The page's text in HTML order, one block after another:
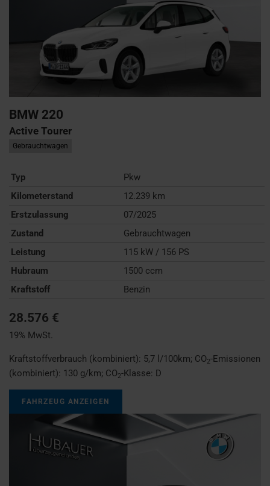
BMW 220
Active Tourer
Gebrauchtwagen
Typ
Pkw
Kilometerstand
12.239 km
Erstzulassung
07/2025
Zustand
Gebrauchtwagen
Leistung
115 kW / 156 PS
Hubraum
1500 ccm
Kraftstoff
Benzin
28.576 €
19% MwSt.
Kraftstoffverbrauch (kombiniert): 5,7 l/100km; CO2-Emissionen
(kombiniert): 130 g/km; CO2-Klasse: D
FAHRZEUG ANZEIGEN